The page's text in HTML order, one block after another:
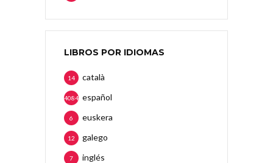
LIBROS POR IDIOMAS
català
14
español
4084
euskera
6
galego
12
inglés
7